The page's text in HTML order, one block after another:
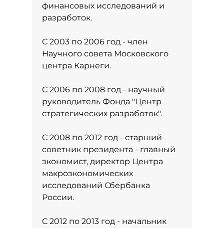
финансовых исследований и
разработок.
С 2003 по 2006 год - член
Научного совета Московского
центра Карнеги.
С 2006 по 2008 год - научный
руководитель Фонда "Центр
стратегических разработок".
С 2008 по 2012 год - старший
советник президента - главный
экономист, директор Центра
макроэкономических
исследований Сбербанка
России.
С 2012 по 2013 год - начальник